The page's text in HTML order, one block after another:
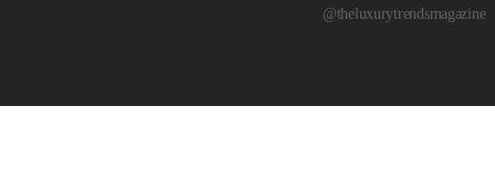
@theluxurytrendsmagazine